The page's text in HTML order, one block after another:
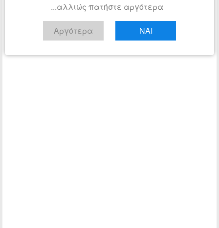
...αλλιώς πατήστε αργότερα
Αργότερα ΝΑΙ